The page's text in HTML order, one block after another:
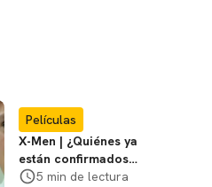
Películas
X-Men | ¿Quiénes ya
están confirmados
en la película de
5 min de lectura